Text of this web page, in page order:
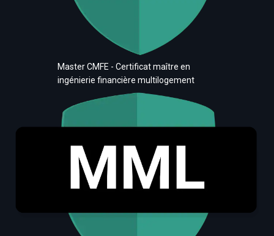
Master CMFE - Certificat maître en
ingénierie financière multilogement